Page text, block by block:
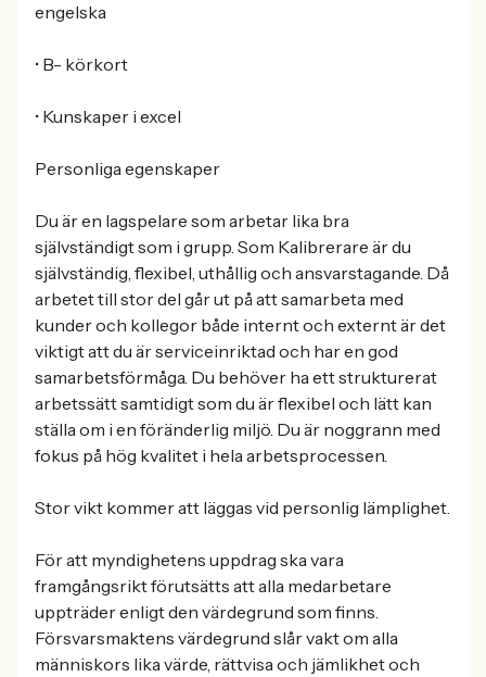
engelska
• B- körkort
• Kunskaper i excel
Personliga egenskaper
Du är en lagspelare som arbetar lika bra
självständigt som i grupp. Som Kalibrerare är du
självständig, flexibel, uthållig och ansvarstagande. Då
arbetet till stor del går ut på att samarbeta med
kunder och kollegor både internt och externt är det
viktigt att du är serviceinriktad och har en god
samarbetsförmåga. Du behöver ha ett strukturerat
arbetssätt samtidigt som du är flexibel och lätt kan
ställa om i en föränderlig miljö. Du är noggrann med
fokus på hög kvalitet i hela arbetsprocessen.
Stor vikt kommer att läggas vid personlig lämplighet.
För att myndighetens uppdrag ska vara
framgångsrikt förutsätts att alla medarbetare
uppträder enligt den värdegrund som finns.
Försvarsmaktens värdegrund slår vakt om alla
människors lika värde, rättvisa och jämlikhet och